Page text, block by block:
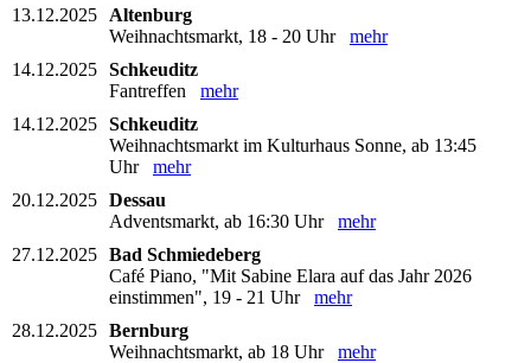
13.12.2025
Altenburg
Weihnachtsmarkt, 18 - 20 Uhr mehr
14.12.2025 Schkeuditz
Fantreffen mehr
14.12.2025 Schkeuditz
Weihnachtsmarkt im Kulturhaus Sonne, ab 13:45
Uhr mehr
20.12.2025 Dessau
Adventsmarkt, ab 16:30 Uhr mehr
27.12.2025 Bad Schmiedeberg
Café Piano, "Mit Sabine Elara auf das Jahr 2026
einstimmen", 19 - 21 Uhr mehr
28.12.2025 Bernburg
Weihnachtsmarkt, ab 18 Uhr mehr